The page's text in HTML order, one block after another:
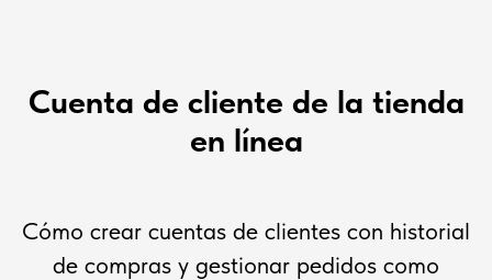
Cuenta de cliente de la tienda
en línea
Cómo crear cuentas de clientes con historial
de compras y gestionar pedidos como